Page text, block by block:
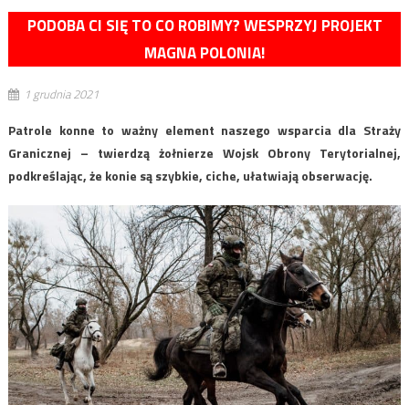
PODOBA CI SIĘ TO CO ROBIMY? WESPRZYJ PROJEKT
MAGNA POLONIA!
1 grudnia 2021
Patrole konne to ważny element naszego wsparcia dla Straży
Granicznej – twierdzą żołnierze Wojsk Obrony Terytorialnej,
podkreślając, że konie są szybkie, ciche, ułatwiają obserwację.